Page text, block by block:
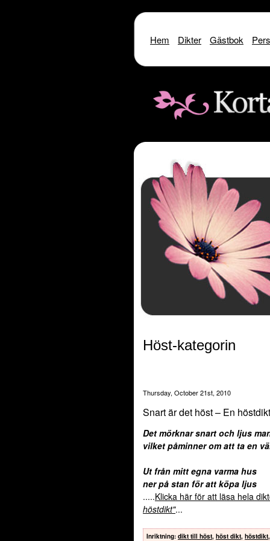
Warning: include() [function.include]: SSL
Warning
Warning
: include(http://
Warning : include() [
Höst-kategorin
Thursday, October 21st, 2010
Snart är det höst – En höstdikt
Det mörknar snart och ljus
vilket påminner om att ta en
Ut från mitt egna varma hus
ner på stan för att köpa ljus
.....Klicka här för att läsa hela
höstdikt"...
Inriktning: dikt till höst, höst dikt, höstdikt,
Hem Dikter Gästbok